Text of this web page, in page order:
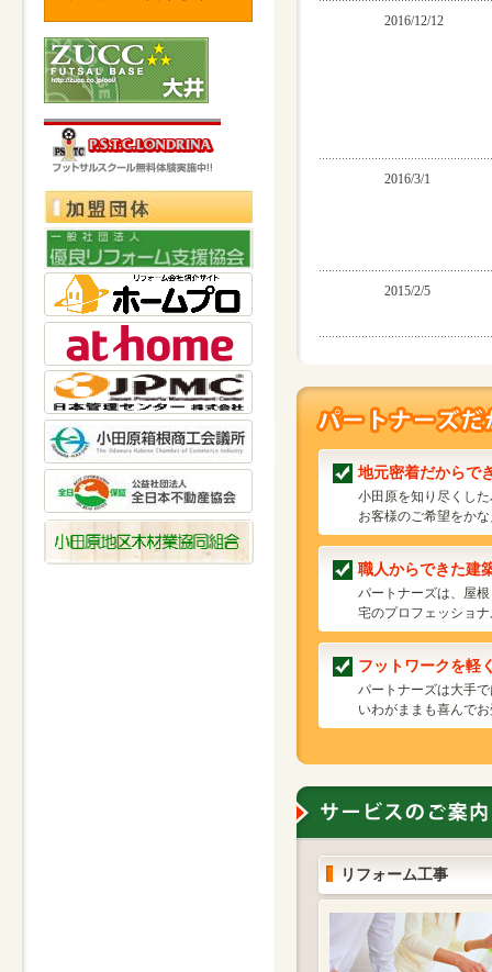
2016/12/12
2016/3/1
2015/2/5
地元密着だからで
小田原を知り尽くし
お客様のご希望をか
職人からできた建
パートナーズは、屋
宅のプロフェッショ
フットワークを軽
パートナーズは大手
いわがままも喜んで
リフォーム工事